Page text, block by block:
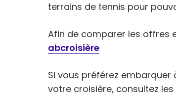
terrains de tennis pour
Afin de comparer les offres
abcroisière
Si vous préférez embarquer
votre croisière, consultez